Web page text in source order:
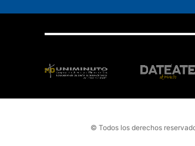
© Todos los derechos